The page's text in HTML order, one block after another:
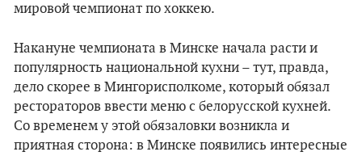
мировой чемпионат по хоккею.
Накануне чемпионата в Минске начала расти и
популярность национальной кухни – тут, правда,
дело скорее в Мингорисполкоме, который обязал
рестораторов ввести меню с белорусской кухней.
Со временем у этой обязаловки возникла и
приятная сторона: в Минске появились интересные